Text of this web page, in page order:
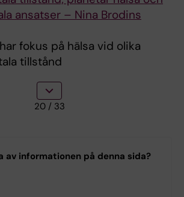
ansatser – Nina Brodins
fokus på hälsa vid olika
tillstånd
20/ 33
av informationen på denna sida?